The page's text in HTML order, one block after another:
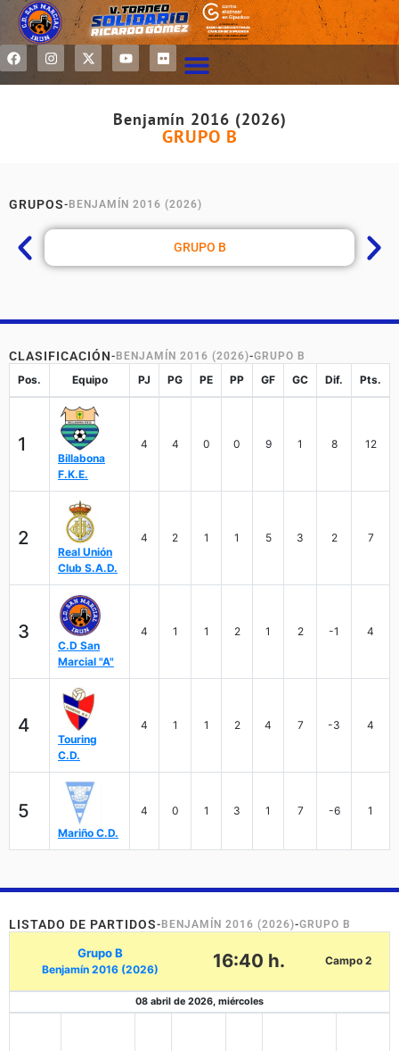
Benjamín 2016 (2026)
GRUPO B
GRUPOS- BENJAMÍN 2016 (2026)
GRUPO B
CLASIFICACIÓN- BENJAMÍN 2016 (2026)-GRUPO B
Pos. Equipo PJ PG PE PP GF GC Dif. Pts.
1
Billabona
F.K.E.
4 4 0 0 9 1 8 12
2
Real Unión
Club S.A.D.
4 2 1 1 5 3 2 7
3
C.D San
Marcial "A"
4 1 1 2 1 2 -1 4
4
Touring
C.D.
4 1 1 2 4 7 -3 4
5
Mariño C.D.
4 0 1 3 1 7 -6 1
LISTADO DE PARTIDOS- BENJAMÍN 2016 (2026)-GRUPO B
Grupo B
Benjamín 2016 (2026) 16:40 h. Campo 2
08 abril de 2026, miércoles